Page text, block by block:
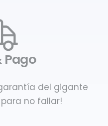
Pago
del gigante
para no fallar!